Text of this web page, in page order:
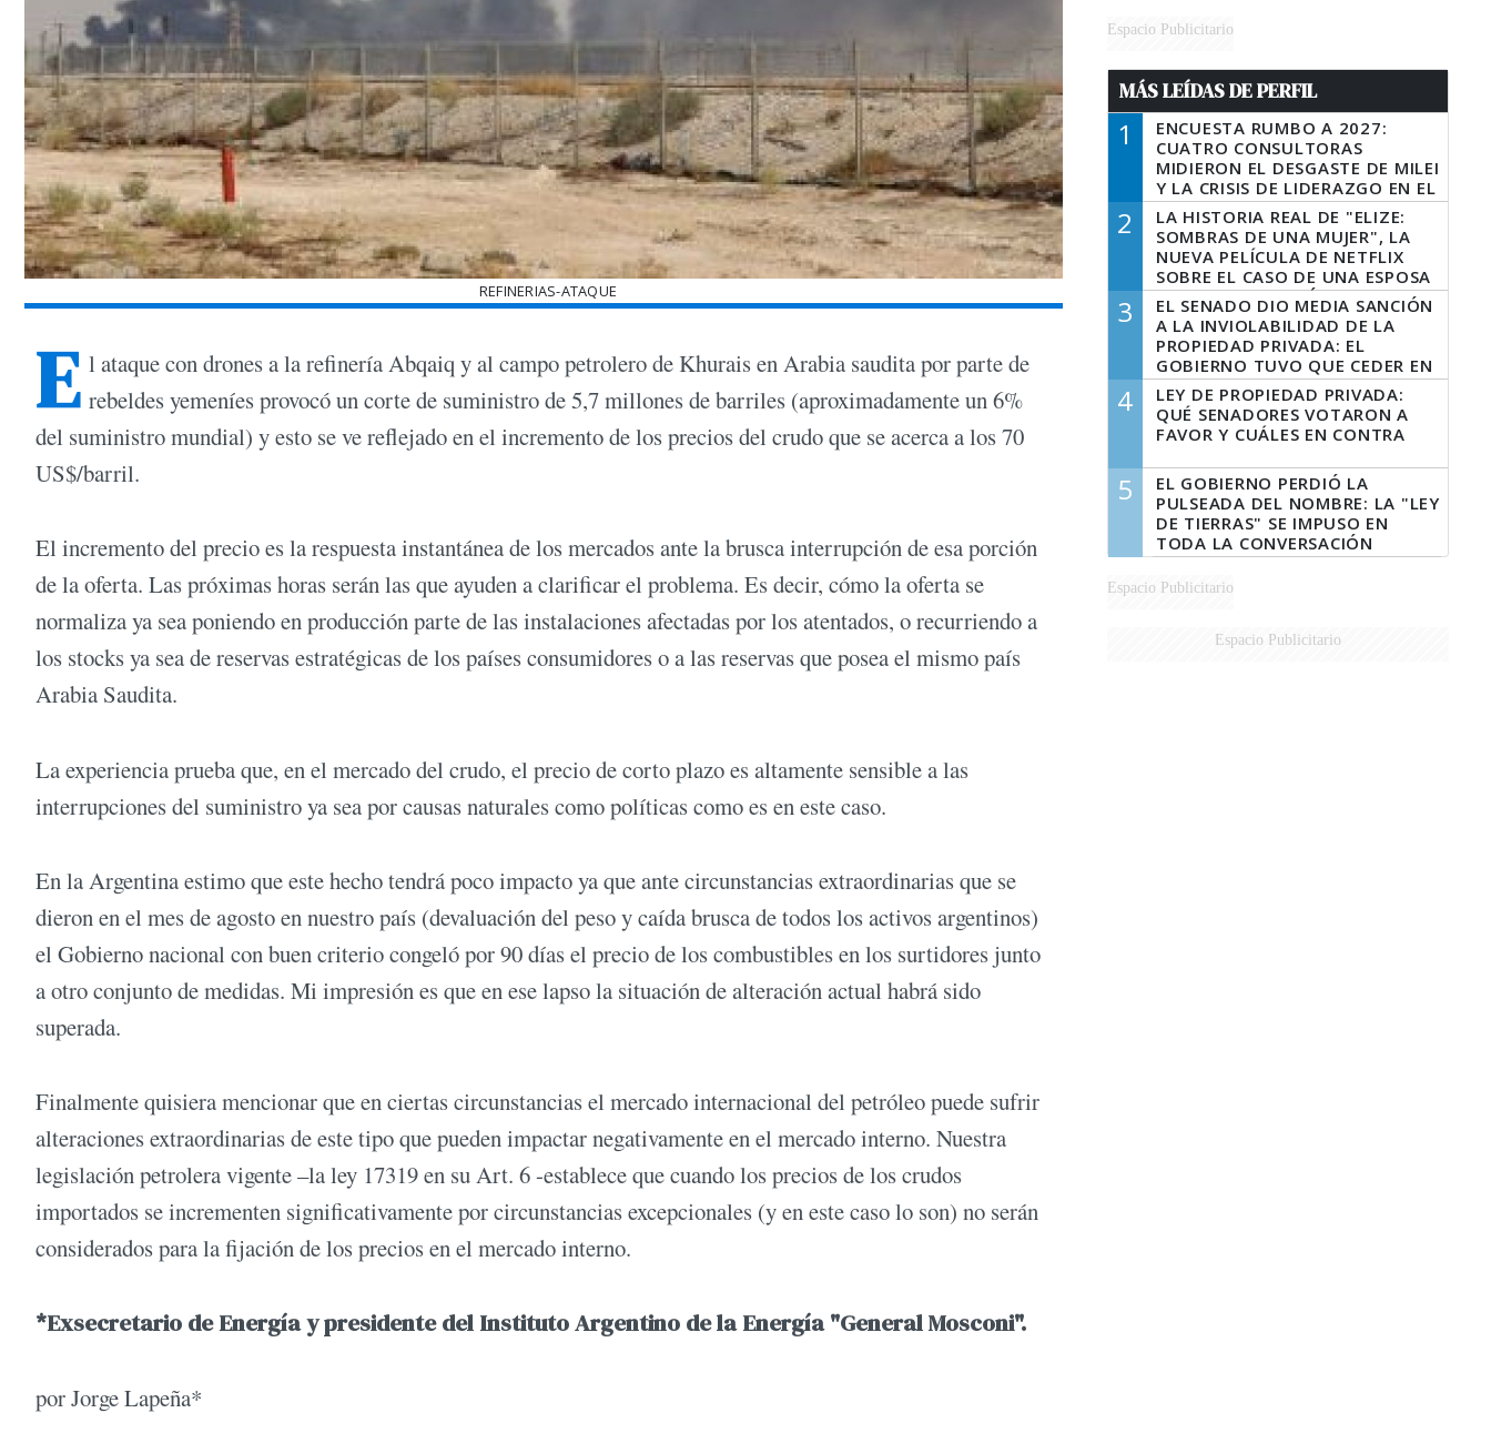
REFINERIAS-ATAQUE
E l ataque con drones a la refinería Abqaiq y al campo petrolero de Khurais en Arabia saudita por parte de
rebeldes yemeníes provocó un corte de suministro de 5,7 millones de barriles (aproximadamente un 6%
del suministro mundial) y esto se ve reflejado en el incremento de los precios del crudo que se acerca a los 70
US$/barril.
El incremento del precio es la respuesta instantánea de los mercados ante la brusca interrupción de esa porción
de la oferta. Las próximas horas serán las que ayuden a clarificar el problema. Es decir, cómo la oferta se
normaliza ya sea poniendo en producción parte de las instalaciones afectadas por los atentados, o recurriendo a
los stocks ya sea de reservas estratégicas de los países consumidores o a las reservas que posea el mismo país
Arabia Saudita.
La experiencia prueba que, en el mercado del crudo, el precio de corto plazo es altamente sensible a las
interrupciones del suministro ya sea por causas naturales como políticas como es en este caso.
En la Argentina estimo que este hecho tendrá poco impacto ya que ante circunstancias extraordinarias que se
dieron en el mes de agosto en nuestro país (devaluación del peso y caída brusca de todos los activos argentinos)
el Gobierno nacional con buen criterio congeló por 90 días el precio de los combustibles en los surtidores junto
a otro conjunto de medidas. Mi impresión es que en ese lapso la situación de alteración actual habrá sido
superada.
Finalmente quisiera mencionar que en ciertas circunstancias el mercado internacional del petróleo puede sufrir
alteraciones extraordinarias de este tipo que pueden impactar negativamente en el mercado interno. Nuestra
legislación petrolera vigente –la ley 17319 en su Art. 6 -establece que cuando los precios de los crudos
importados se incrementen significativamente por circunstancias excepcionales (y en este caso lo son) no serán
considerados para la fijación de los precios en el mercado interno.
*Exsecretario de Energía y presidente del Instituto Argentino de la Energía "General Mosconi".
por Jorge Lapeña*
Espacio Publicitario
MÁS LEÍDAS DE PERFIL
1
ENCUESTA RUMBO A 2027:
CUATRO CONSULTORAS
MIDIERON EL DESGASTE DE MILEI
Y LA CRISIS DE LIDERAZGO EN EL
PERONISMO
2
LA HISTORIA REAL DE "ELIZE:
SOMBRAS DE UNA MUJER", LA
NUEVA PELÍCULA DE NETFLIX
SOBRE EL CASO DE UNA ESPOSA
QUE DESCUARTIZÓ A SU
MARIDO
3
EL SENADO DIO MEDIA SANCIÓN
A LA INVIOLABILIDAD DE LA
PROPIEDAD PRIVADA: EL
GOBIERNO TUVO QUE CEDER EN
LA LEY DEL MANEJO DEL FUEGO
4
LEY DE PROPIEDAD PRIVADA:
QUÉ SENADORES VOTARON A
FAVOR Y CUÁLES EN CONTRA
5
EL GOBIERNO PERDIÓ LA
PULSEADA DEL NOMBRE: LA "LEY
DE TIERRAS" SE IMPUSO EN
TODA LA CONVERSACIÓN
DIGITAL
Espacio Publicitario
Espacio Publicitario